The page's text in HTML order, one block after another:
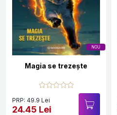
NOU
Magia se trezește
PRP: 49.9 Lei
24.45 Lei